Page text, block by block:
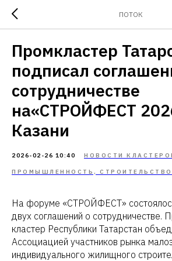
ПОТОК
Промкластер
подписал
сотрудничестве
на«СТРОЙФЕСТ
Казани
2026-02-26 10:40 НОВОСТИ
ПРОМЫШЛЕННОСТЬ,
На форуме «СТРОЙФЕСТ»
двух соглашений о сотрудничестве.
кластер Республики Татарстан
Ассоциацией участников рынка
индивидуального жилищного